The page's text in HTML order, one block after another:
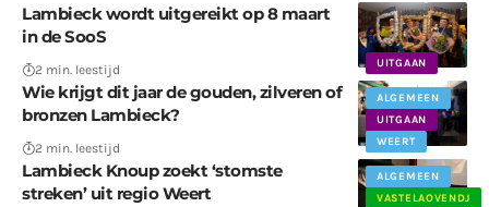
UITGAAN
Lambieck wordt uitgereikt op 8 maart
in de SooS
2 min. leestijd
ALGEMEEN
UITGAAN
WEERT
Wie krijgt dit jaar de gouden, zilveren of
bronzen Lambieck?
2 min. leestijd
ALGEMEEN
VASTELAOVENDJ
Lambieck Knoup zoekt ‘stomste
streken’ uit regio Weert